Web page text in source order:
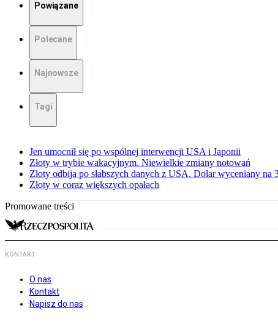
Powiązane
Polecane
Najnowsze
Tagi
Jen umocnił się po wspólnej interwencji USA i Japonii
Złoty w trybie wakacyjnym. Niewielkie zmiany notowań
Złoty odbija po słabszych danych z USA. Dolar wyceniany na
Złoty w coraz większych opałach
Promowane treści
KONTAKT
O nas
Kontakt
Napisz do nas